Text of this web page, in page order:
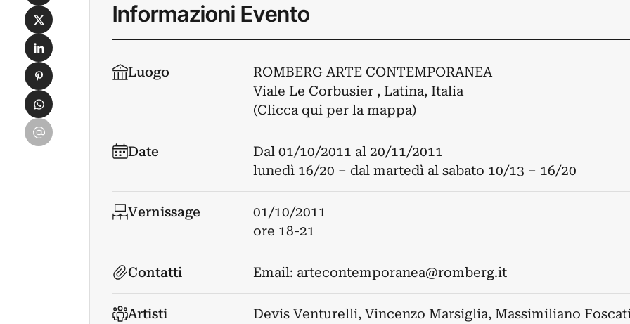
Informazioni Evento
Luogo
ROMBERG ARTE CONTEMPORANEA
Viale Le Corbusier , Latina, Italia
(Clicca qui per la mappa)
Date Dal 01/10/2011 al 20/11/2011
lunedì 16/20 – dal martedì al sabato 10/13 – 16/20
Vernissage
01/10/2011
ore 18-21
Contatti Email: artecontemporanea@romberg.it
Artisti Devis Venturelli, Vincenzo Marsiglia, Massimiliano
Condividi su X
Condividi su LinkedIn
Condividi su Pinterest
Condividi su WhatsApp
Condividi su Email